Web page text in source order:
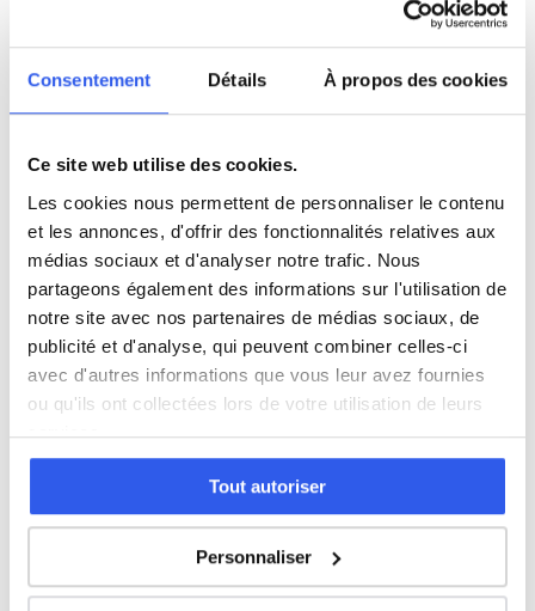
Consentement Détails À propos des cookies
Ce site web utilise des cookies.
Les cookies nous permettent de personnaliser le contenu
et les annonces, d'offrir des fonctionnalités relatives aux
médias sociaux et d'analyser notre trafic. Nous
partageons également des informations sur l'utilisation de
notre site avec nos partenaires de médias sociaux, de
publicité et d'analyse, qui peuvent combiner celles-ci
avec d'autres informations que vous leur avez fournies
ou qu'ils ont collectées lors de votre utilisation de leurs
services.
Tout autoriser
Personnaliser
Seconde (Lycée)
Première (Lycée)
Terminale (Lycée)
⭐
187+ familles accompagnées à Pau
Note moyenne de 4.8/5. Notre organisme partenaire
intervient à domicile à Pau et alentours.
Rejoindre ces familles →
Villes proches de Pau